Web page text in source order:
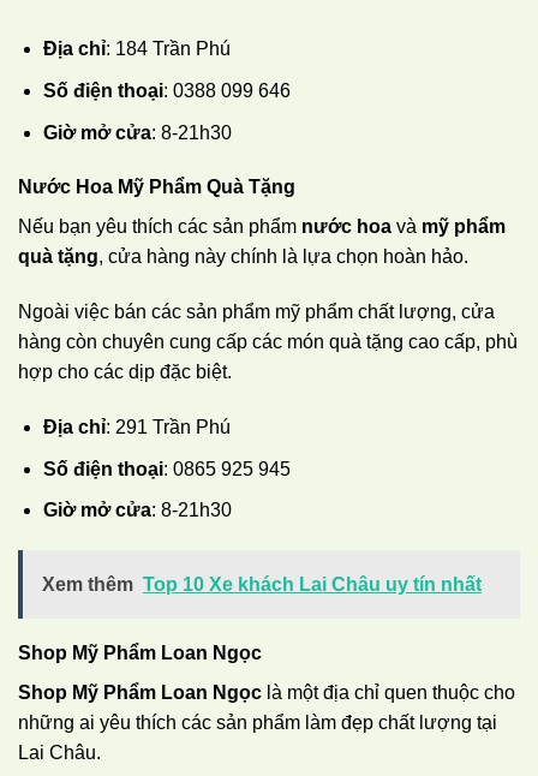
Địa chỉ: 184 Trần Phú
Số điện thoại: 0388 099 646
Giờ mở cửa: 8-21h30
Nước Hoa Mỹ Phẩm Quà Tặng
Nếu bạn yêu thích các sản phẩm nước hoa và mỹ phẩm
quà tặng, cửa hàng này chính là lựa chọn hoàn hảo.
Ngoài việc bán các sản phẩm mỹ phẩm chất lượng, cửa
hàng còn chuyên cung cấp các món quà tặng cao cấp, phù
hợp cho các dịp đặc biệt.
Địa chỉ: 291 Trần Phú
Số điện thoại: 0865 925 945
Giờ mở cửa: 8-21h30
Xem thêm Top 10 Xe khách Lai Châu uy tín nhất
Shop Mỹ Phẩm Loan Ngọc
Shop Mỹ Phẩm Loan Ngọc là một địa chỉ quen thuộc cho
những ai yêu thích các sản phẩm làm đẹp chất lượng tại
Lai Châu.